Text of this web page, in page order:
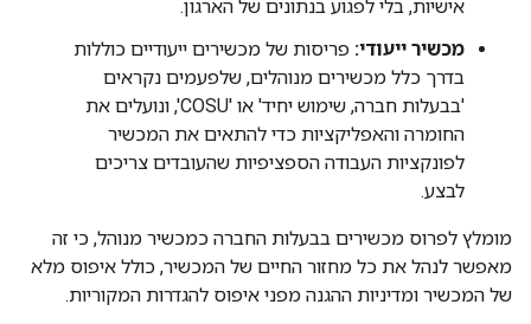
אישיות, בלי לפגוע בנתונים של הארגון.
מכשיר ייעודי: פריסות של מכשירים ייעודיים כוללות
בדרך כלל מכשירים מנוהלים, שלפעמים נקראים
'בבעלות חברה, שימוש יחיד' או 'COSU', ונועלים את
החומרה והאפליקציות כדי להתאים את המכשיר
לפונקציות העבודה הספציפיות שהעובדים צריכים
לבצע.
מומלץ לפרוס מכשירים בבעלות החברה כמכשיר מנוהל, כי זה
מאפשר לנהל את כל מחזור החיים של המכשיר, כולל איפוס מלא
של המכשיר ומדיניות ההגנה מפני איפוס להגדרות המקוריות.